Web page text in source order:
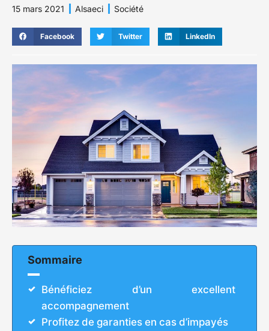
15 mars 2021 Alsaeci Société
Facebook Twitter LinkedIn
Sommaire
Bénéficiez d’un excellent
accompagnement
Profitez de garanties en cas d’impayés